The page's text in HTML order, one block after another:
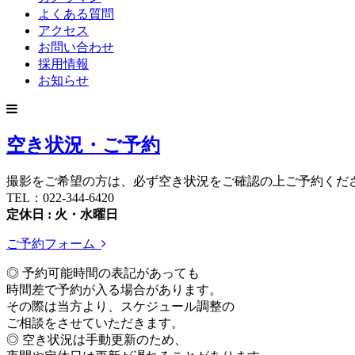
よくある質問
アクセス
お問い合わせ
採用情報
お知らせ
空き状況・ご予約
撮影をご希望の方は、必ず空き状況をご確認の上ご予約くだ
TEL：022-344-6420
定休日 : 火・水曜日
ご予約フォーム
◎ 予約可能時間の表記があっても
時間差で予約が入る場合があります。
その際は当方より、スケジュール調整の
ご相談をさせていただきます。
◎ 空き状況は手動更新のため、